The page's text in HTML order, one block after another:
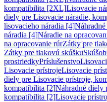
kompatibilita [2XL]Lisovacie
diely pre Lisovacie náradie,
lisovacieho náradia [4]
náradia [4]Náradie na
na opracovanie rúrZátky pre
Zátky pre tlakovú skúšku
prostriedkyPríslušenstvo
Lisovacie prístrojeLisovacie
diely pre Lisovacie prístroje,
kompatibilita [2]Náhradné diely
kompatibilita [2]Lisovacie